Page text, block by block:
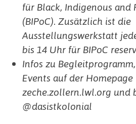
für Black, Indigenous and
(BIPoC). Zusätzlich ist die
Ausstellungswerkstatt
bis 14 Uhr für BIPoC
Infos zu
Events auf der Homepage
zeche.zollern.lwl.org und
@dasistkolonial